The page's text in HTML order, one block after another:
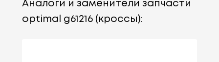
Аналоги и заменители запчасти
optimal g61216 (кроссы):